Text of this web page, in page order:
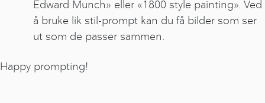
Edward Munch» eller «1800 style painting». Ved
å bruke lik stil-prompt kan du få bilder som ser
ut som de passer sammen.
Happy prompting!